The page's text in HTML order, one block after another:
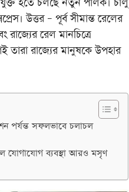
উত্তর – পূর্ব সীমান্ত রেলের
রাজ্যের রেল মানচিত্রে
তারা রাজ্যের মানুষকে উপহার
পর্যন্ত সফলভাবে চলাচল
যোগাযোগ ব্যবস্থা আরও মসৃণ